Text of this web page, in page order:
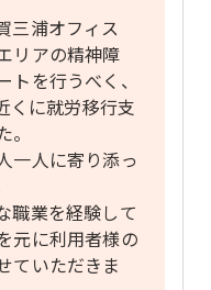
三浦オフィス
リアの精神障
を行うべく、
くに就労移行支
一人に寄り添っ
職業を経験して
元に利用者様の
ていただきま